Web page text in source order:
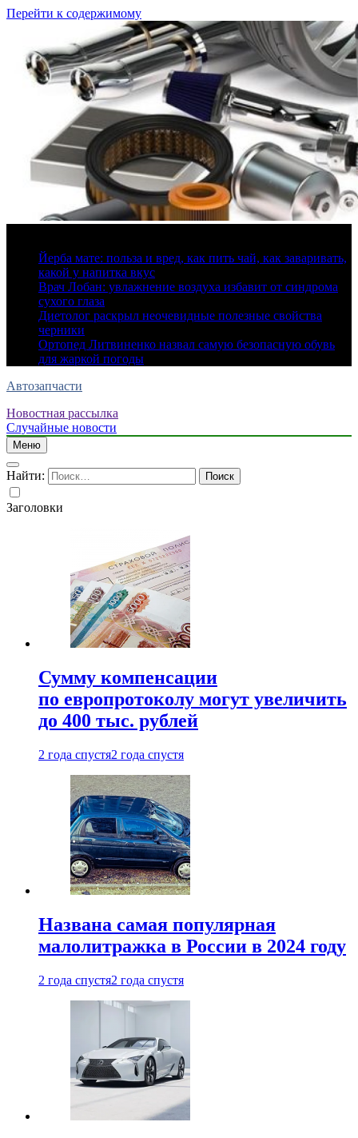
Перейти к содержимому
Йерба мате: польза и вред, как пить чай, как заваривать,
какой у напитка вкус
Врач Лобан: увлажнение воздуха избавит от синдрома
сухого глаза
Диетолог раскрыл неочевидные полезные свойства
черники
Ортопед Литвиненко назвал самую безопасную обувь
для жаркой погоды
Автозапчасти
Новостная рассылка
Случайные новости
Меню
Найти:
Заголовки
Сумму компенсации
по европротоколу могут увеличить
до 400 тыс. рублей
2 года спустя2 года спустя
Названа самая популярная
малолитражка в России в 2024 году
2 года спустя2 года спустя